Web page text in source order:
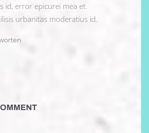
id, error epicurei mea et.
urbanitas moderatius id.